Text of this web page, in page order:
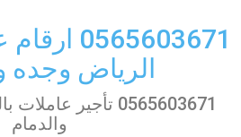
content
الرياض وجده
0565603671 تأجير
والدمام